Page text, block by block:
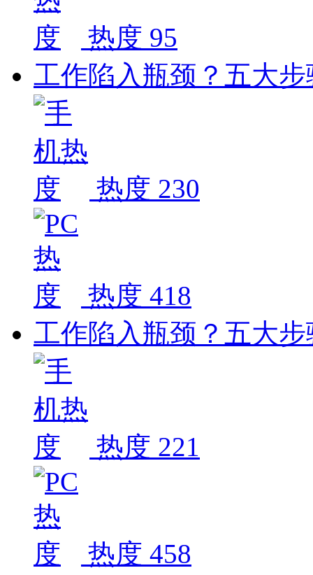
热度 95
工作陷入瓶颈？五大
热度 230
热度 418
工作陷入瓶颈？五大
热度 221
热度 458